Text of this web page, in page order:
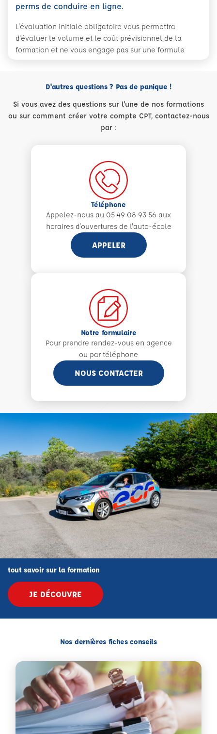
perms de conduire en ligne.
L'évaluation initiale obligatoire vous permettra
d'évaluer le volume et le coût prévisionnel de la
formation et ne vous engage pas sur une formule
D'autres questions ? Pas de panique !
Si vous avez des questions sur l'une de nos formations
ou sur comment créer votre compte CPT, contactez-nous
par :
Téléphone
Appelez-nous au 05 49 08 93 56 aux
horaires d'ouvertures de l'auto-école
APPELER
Notre formulaire
Pour prendre rendez-vous en agence
ou par téléphone
NOUS CONTACTER
tout savoir sur la formation
JE DÉCOUVRE
Nos dernières fiches conseils